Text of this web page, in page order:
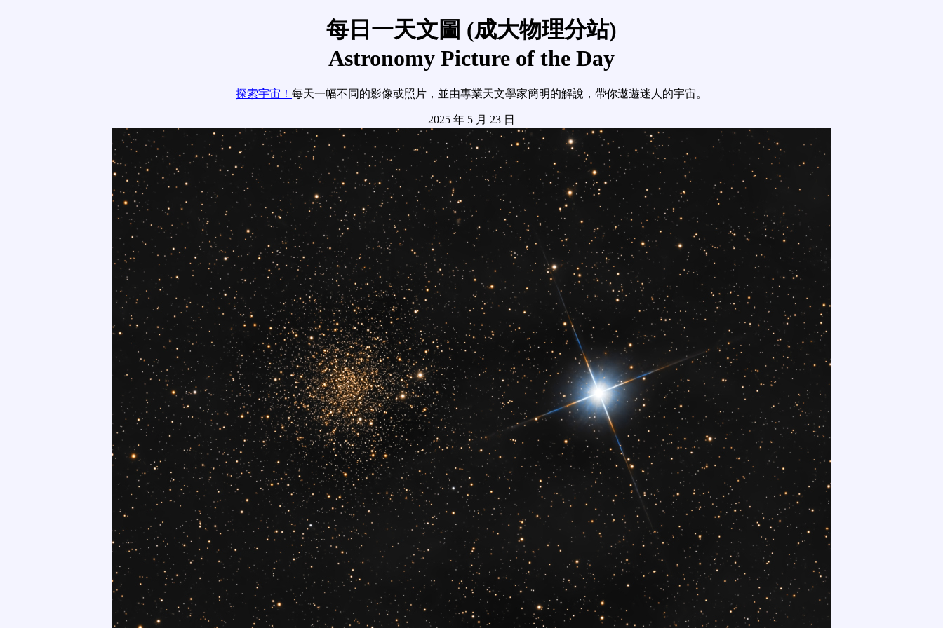
每日一天文圖 (成大物理分站)
Astronomy Picture of the Day
探索宇宙！ 每天一幅不同的影像或照片，並由專業天文學家簡明的解說，帶你遨遊迷人的宇宙。
2025 年 5 月 23 日